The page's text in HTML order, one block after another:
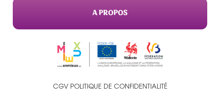
A PROPOS
CGV POLITIQUE DE CONFIDENTIALITÉ